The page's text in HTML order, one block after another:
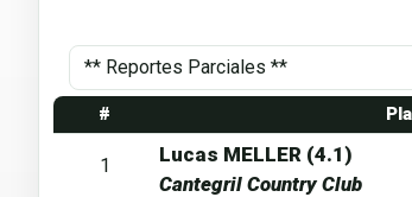
#
1
Lucas MELLER (4.1)
Cantegril Country Club